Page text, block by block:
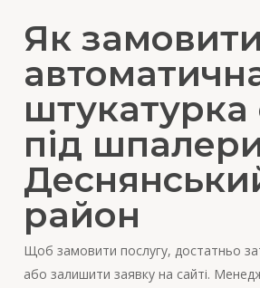
Як замовити
штукатурка
під
район
Щоб замовити послугу, достатньо
або залишити заявку на сайті.